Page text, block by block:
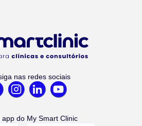
nas redes sociais
app do My Smart Clinic